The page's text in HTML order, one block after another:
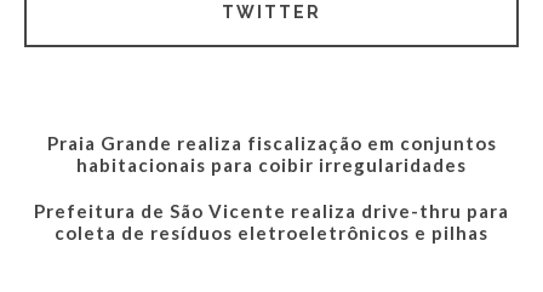
TWITTER
Praia Grande realiza fiscalização em conjuntos
habitacionais para coibir irregularidades
Prefeitura de São Vicente realiza drive-thru para
coleta de resíduos eletroeletrônicos e pilhas